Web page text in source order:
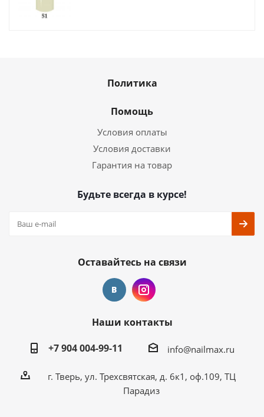
Политика
Помощь
Условия оплаты
Условия доставки
Гарантия на товар
Будьте всегда в курсе!
Оставайтесь на связи
Наши контакты
+7 904 004-99-11
info@nailmax.ru
г. Тверь, ул. Трехсвятская, д. 6к1, оф.109, ТЦ
Парадиз